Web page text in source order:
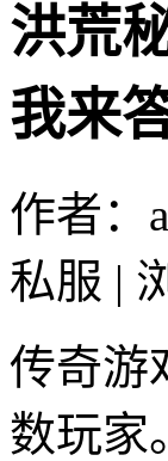
洪荒
我来
作者：
私服 |
传奇游
数玩家